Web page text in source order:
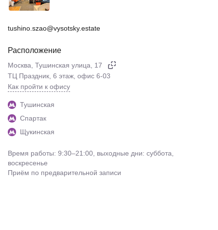
tushino.szao@vysotsky.estate
Расположение
Москва, Тушинская улица, 17
ТЦ Праздник, 6 этаж, офис 6-03
Как пройти к офису
Тушинская
Спартак
Щукинская
Время работы: 9:30–21:00, выходные дни: суббота,
воскресенье
Приём по предварительной записи